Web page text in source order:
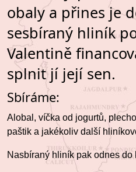
obaly a přines je
sesbíraný hliník
Valentině
splnit jí její sen.
Sbíráme:
Alobal, víčka od jogurtů,
paštik a jakékoliv další
Nasbíraný hliník pak odnes do